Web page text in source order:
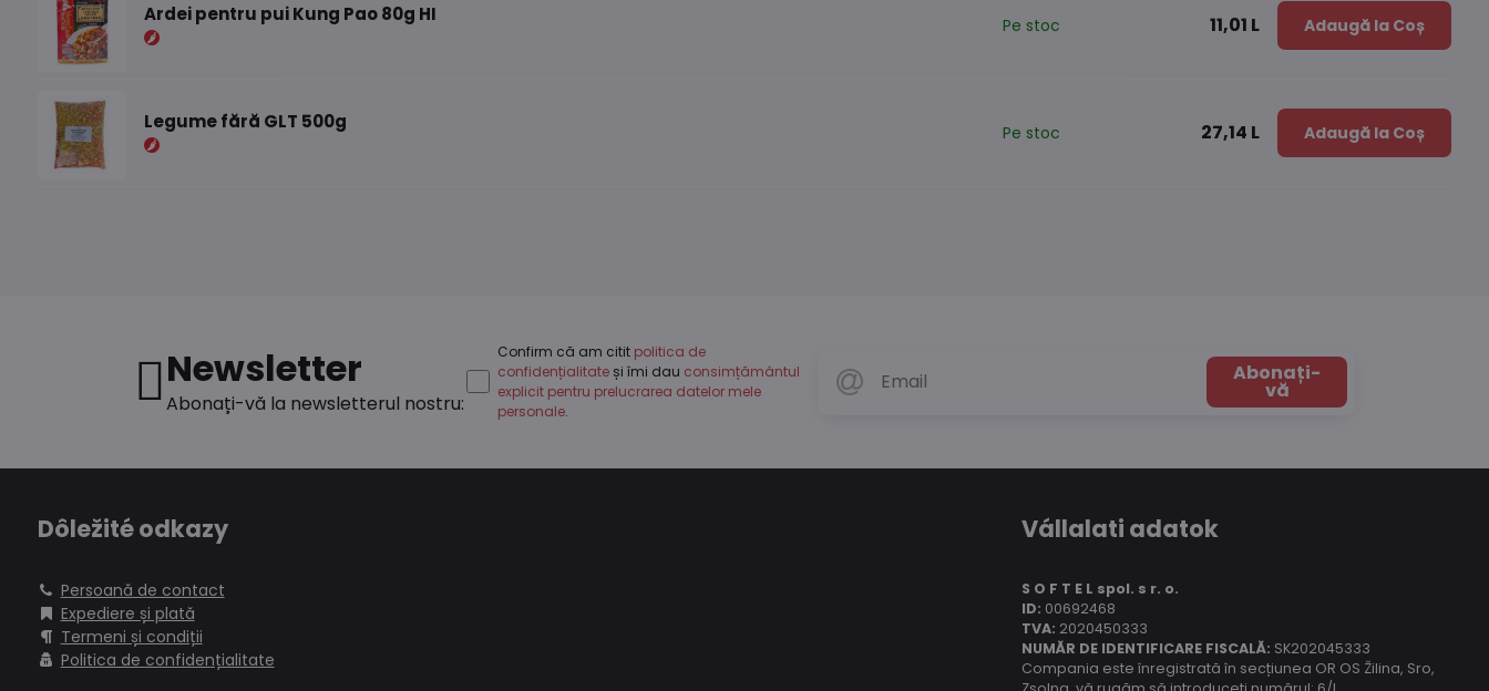
Ardei pentru pui Kung Pao 80g HI Pe stoc 11,01 L Adaugă la Coș
Legume fără GLT 500g Pe stoc 27,14 L Adaugă la Coș
Newsletter
Abonați-vă la newsletterul nostru:
Abonați-
vă
Confirm că am citit politica de
confidențialitateși îmi dau consimțământul
explicit pentru prelucrarea datelor mele
personale.
Dôležité odkazy
Persoană de contact
Expediere și plată
Termeni și condiții
Politica de confidențialitate
Vállalati adatok
S O F T E L spol. s r. o.
ID: 00692468
TVA: 2020450333
NUMĂR DE IDENTIFICARE FISCALĂ: SK202045333
Compania este înregistrată în secțiunea OR OS Žilina, Sro,